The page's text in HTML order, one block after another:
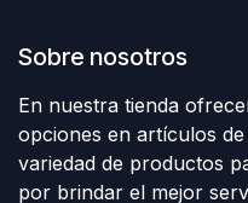
Sobre nosotros
En nuestra tienda
opciones en artículos
variedad de productos
por brindar el mejor